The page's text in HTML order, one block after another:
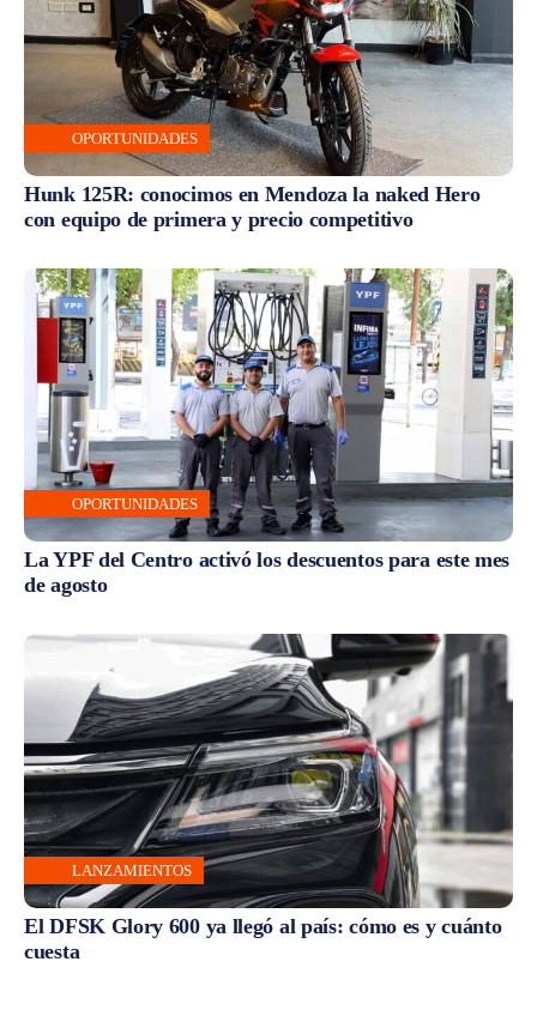
OPORTUNIDADES
Hunk 125R: conocimos en Mendoza la naked Hero
con equipo de primera y precio competitivo
OPORTUNIDADES
La YPF del Centro activó los descuentos para este mes
de agosto
LANZAMIENTOS
El DFSK Glory 600 ya llegó al país: cómo es y cuánto
cuesta